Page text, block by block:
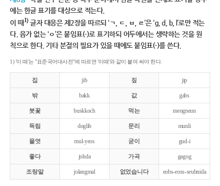
에는 한글 표기를 대상으로 적는다.
이 때1)글자 대응은 제2장을 따르되 ‘ㄱ, ㄷ, ㅂ, ㄹ’은 ‘g, d, b, l’로만 적는
다. 음가 없는 ‘ㅇ’은 붙임표(-)로 표기하되 어두에서는 생략하는 것을 원
칙으로 한다. 기타 분절의 필요가 있을 때에도 붙임표(-)를 쓴다.
1) '이 때'는 "표준국어대사전"에 따르면 '이때'와 같이 붙여 써야 한다.
집 jib 짚 jip
밖 bakk 값 gabs
붓꽃 buskkoch 먹는 meogneun
독립 doglib 문리 munli
물엿 mul-yeos 굳이 gud-i
좋다 johda 가곡 gagog
조랑말 jolangmal 없었습니다 eobs-eoss-seubnida